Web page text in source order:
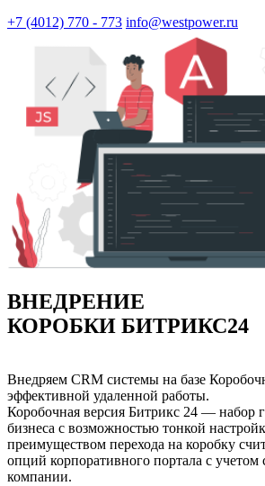
+7 (4012) 770 - 773 info@westpower.ru
ВНЕДРЕНИЕ
КОРОБКИ БИТРИКС24
Внедряем CRM системы на базе
эффективной удаленной работы.
Коробочная версия Битрикс 24 — набор
бизнеса с возможностью тонкой
преимуществом перехода на коробку
опций корпоративного портала с
компании.